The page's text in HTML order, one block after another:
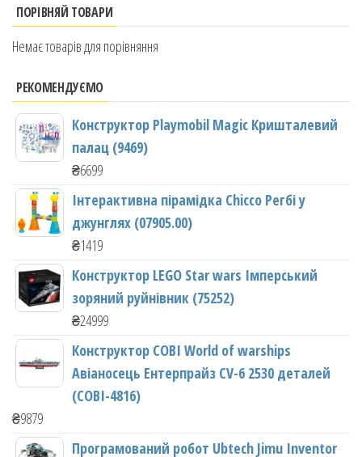
ПОРІВНЯЙ ТОВАРИ
Немає товарів для порівняння
РЕКОМЕНДУЄМО
Конструктор Playmobil Magic Кришталевий
палац (9469)
₴6699
Інтерактивна пірамідка Chicco Регбі у
джунглях (07905.00)
₴1419
Конструктор LEGO Star wars Імперський
зоряний руйнівник (75252)
₴24999
Конструктор COBI World of warships
Авіаносець Ентерпрайз CV-6 2530 деталей
(COBI-4816)
₴9879
Програмований робот Ubtech Jimu Inventor